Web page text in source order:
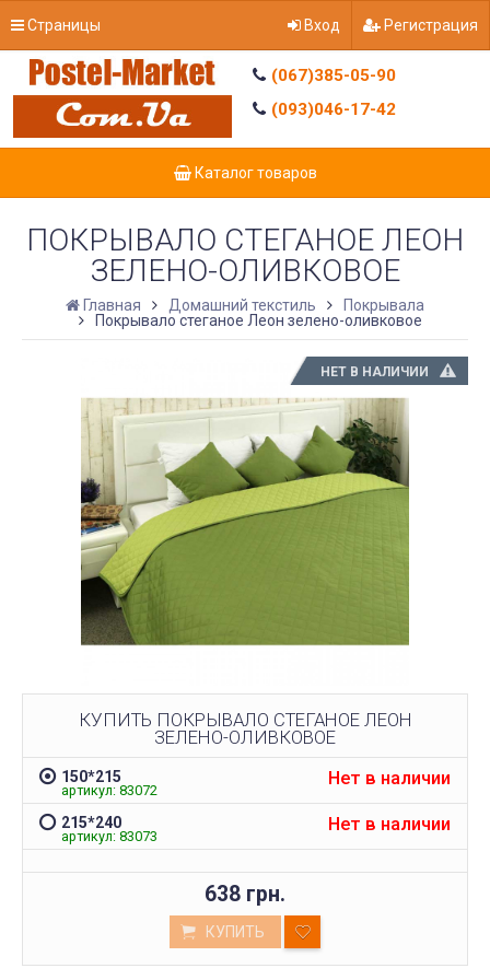
Страницы Вход Регистрация
(067)385-05-90
(093)046-17-42
Каталог товаров
ПОКРЫВАЛО СТЕГАНОЕ ЛЕОН
ЗЕЛЕНО-ОЛИВКОВОЕ
Главная Домашний текстиль
Покрывала
Покрывало стеганое Леон зелено-оливковое
НЕТ В НАЛИЧИИ
КУПИТЬ ПОКРЫВАЛО СТЕГАНОЕ ЛЕОН
ЗЕЛЕНО-ОЛИВКОВОЕ
150*215
артикул: 83072
Нет в наличии
215*240
артикул: 83073
Нет в наличии
638 грн.
КУПИТЬ